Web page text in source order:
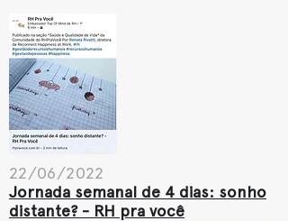
22/06/2022
Jornada semanal de 4 dias: sonho
distante? - RH pra você